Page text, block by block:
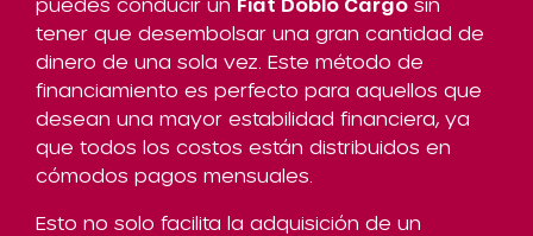
tener que desembolsar una gran cantidad de
dinero de una sola vez. Este método de
financiamiento es perfecto para aquellos que
desean una mayor estabilidad financiera, ya
que todos los costos están distribuidos en
cómodos pagos mensuales.
Esto no solo facilita la adquisición de un